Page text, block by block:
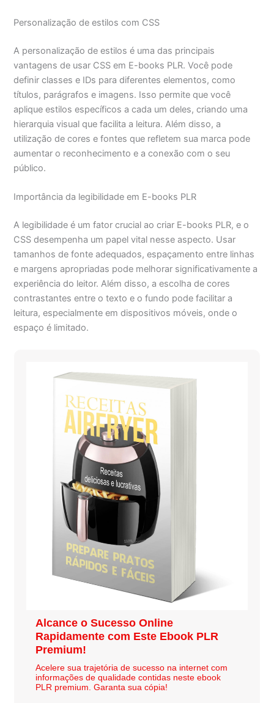
Personalização de estilos com CSS
A personalização de estilos é uma das principais
vantagens de usar CSS em E-books PLR. Você pode
definir classes e IDs para diferentes elementos, como
títulos, parágrafos e imagens. Isso permite que você
aplique estilos específicos a cada um deles, criando uma
hierarquia visual que facilita a leitura. Além disso, a
utilização de cores e fontes que refletem sua marca pode
aumentar o reconhecimento e a conexão com o seu
público.
Importância da legibilidade em E-books PLR
A legibilidade é um fator crucial ao criar E-books PLR, e o
CSS desempenha um papel vital nesse aspecto. Usar
tamanhos de fonte adequados, espaçamento entre linhas
e margens apropriadas pode melhorar significativamente a
experiência do leitor. Além disso, a escolha de cores
contrastantes entre o texto e o fundo pode facilitar a
leitura, especialmente em dispositivos móveis, onde o
espaço é limitado.
Alcance o Sucesso Online
Rapidamente com Este Ebook PLR
Premium!
Acelere sua trajetória de sucesso na internet com
informações de qualidade contidas neste ebook
PLR premium. Garanta sua cópia!